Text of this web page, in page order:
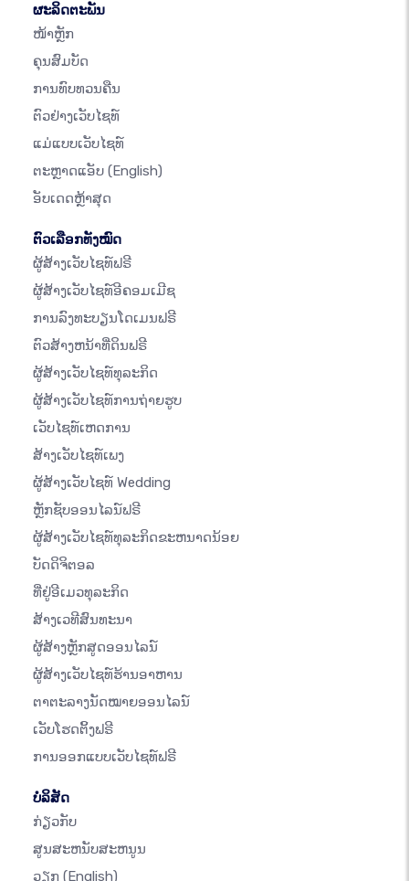
ຜະລິດຕະພັນ
ໜ້າຫຼັກ
ຄຸນສົມບັດ
ການທົບທວນຄືນ
ຕົວຢ່າງເວັບໄຊທ໌
ແມ່ແບບເວັບໄຊທ໌
ຕະຫຼາດແອັບ (English)
ອັບເດດຫຼ້າສຸດ
ຕົວເລືອກທັງໝົດ
ຜູ້ສ້າງເວັບໄຊທ໌ຟຣີ
ຜູ້ສ້າງເວັບໄຊທ໌ອີຄອມເມີຊ
ການລົງທະບຽນໂດເມນຟຣີ
ຕົວສ້າງຫນ້າທີ່ດິນຟຣີ
ຜູ້ສ້າງເວັບໄຊທ໌ທຸລະກິດ
ຜູ້ສ້າງເວັບໄຊທ໌ການຖ່າຍຮູບ
ເວັບໄຊທ໌ເຫດການ
ສ້າງເວັບໄຊທ໌ເພງ
ຜູ້ສ້າງເວັບໄຊທ໌ Wedding
ຫຼັກຊັບອອນໄລນ໌ຟຣີ
ຜູ້ສ້າງເວັບໄຊທ໌ທຸລະກິດຂະຫນາດນ້ອຍ
ບັດດິຈິຕອລ
ທີ່ຢູ່ອີເມວທຸລະກິດ
ສ້າງເວທີສົນທະນາ
ຜູ້ສ້າງຫຼັກສູດອອນໄລນ໌
ຜູ້ສ້າງເວັບໄຊທ໌ຮ້ານອາຫານ
ຕາຕະລາງນັດໝາຍອອນໄລນ໌
ເວັບໂຮດຕິ້ງຟຣີ
ການອອກແບບເວັບໄຊທ໌ຟຣີ
ບໍລິສັດ
ກ່ຽວກັບ
ສູນສະຫນັບສະຫນູນ
ວຽກ (English)